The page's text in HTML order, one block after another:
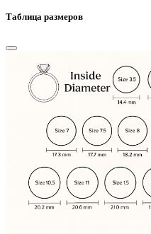
Таблица размеров